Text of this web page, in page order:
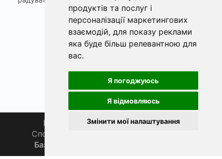
продуктів та послуг і
персоналізації маркетингових
взаємодій, для показу реклами
яка буде більш релевантною для
вас.
Я погоджуюсь
Я відмовляюсь
Змінити мої налаштування
Головна Про нас
Магазин 🛒
Спортивна рибалка 🏆
База знань 📚